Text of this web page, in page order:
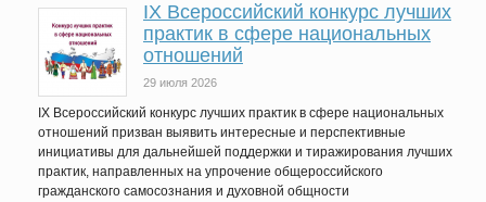
IХ Всероссийский конкурс лучших
практик в сфере национальных
отношений
29 июля 2026
IX Всероссийский конкурс лучших практик в сфере национальных
отношений призван выявить интересные и перспективные
инициативы для дальнейшей поддержки и тиражирования лучших
практик, направленных на упрочение общероссийского
гражданского самосознания и духовной общности